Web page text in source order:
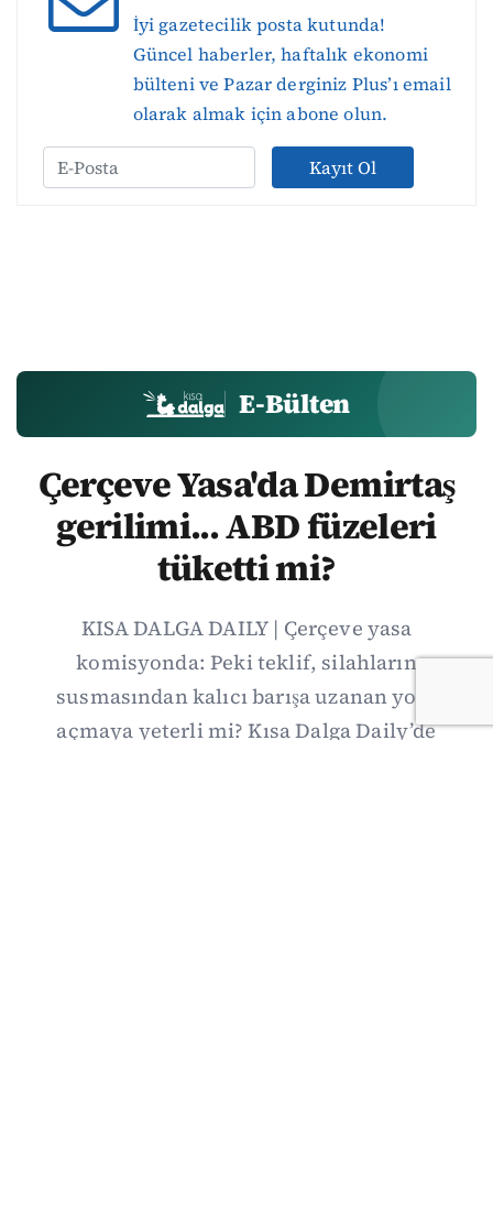
İyi gazetecilik posta kutunda!
Güncel haberler, haftalık ekonomi
bülteni ve Pazar derginiz Plus’ı email
olarak almak için abone olun.
Kayıt Ol
E-Bülten
Çerçeve Yasa'da Demirtaş
gerilimi... ABD füzeleri
tüketti mi?
KISA DALGA DAILY | Çerçeve yasa
komisyonda: Peki teklif, silahların
susmasından kalıcı barışa uzanan yolu
açmaya yeterli mi? Kısa Dalga Daily’de